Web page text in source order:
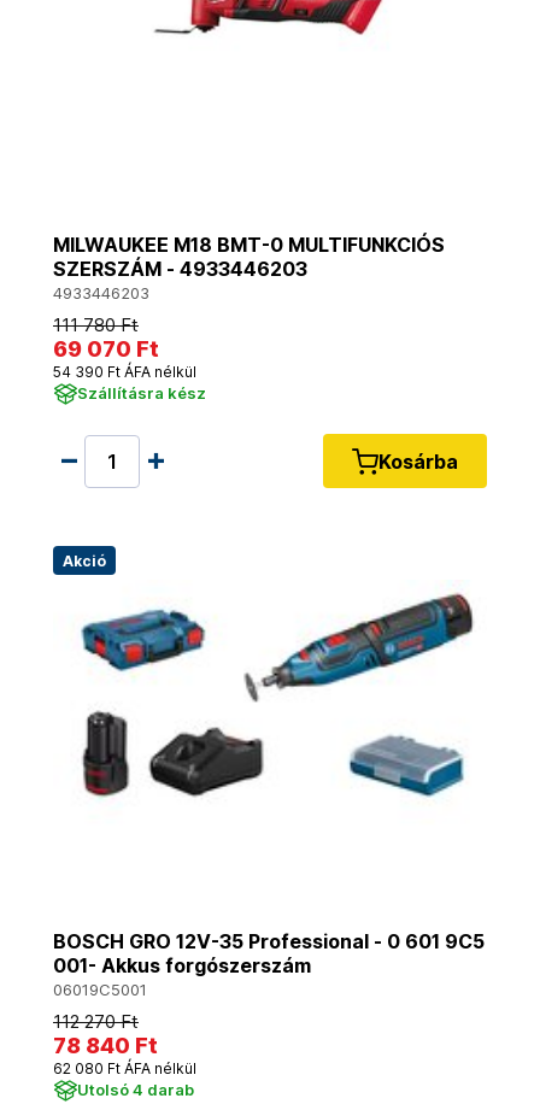
MILWAUKEE M18 BMT-0 MULTIFUNKCIÓS
SZERSZÁM - 4933446203
4933446203
111 780 Ft
69 070 Ft
54 390 Ft ÁFA nélkül
Szállításra kész
Kosárba
Akció
BOSCH GRO 12V-35 Professional - 0 601 9C5
001- Akkus forgószerszám
06019C5001
112 270 Ft
78 840 Ft
62 080 Ft ÁFA nélkül
Utolsó 4 darab